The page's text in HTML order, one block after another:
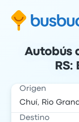
Autobús
Origen
Destino